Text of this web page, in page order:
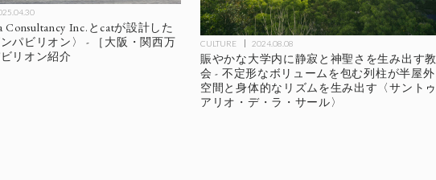
Consultancy Inc.とcatが設計した
ンパビリオン〉 - ［大阪・関西万
リオン紹介
CULTURE 2024.08.08
賑やかな大学内に静寂と神聖さを生み出す教
会 - 不定形なボリュームを包む列柱が半屋外
空間と身体的なリズムを生み出す〈サントゥ
アリオ・デ・ラ・サール〉